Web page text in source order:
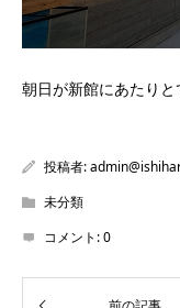
朝日が新館にあたりと
投稿者:
未分類
コメント:0